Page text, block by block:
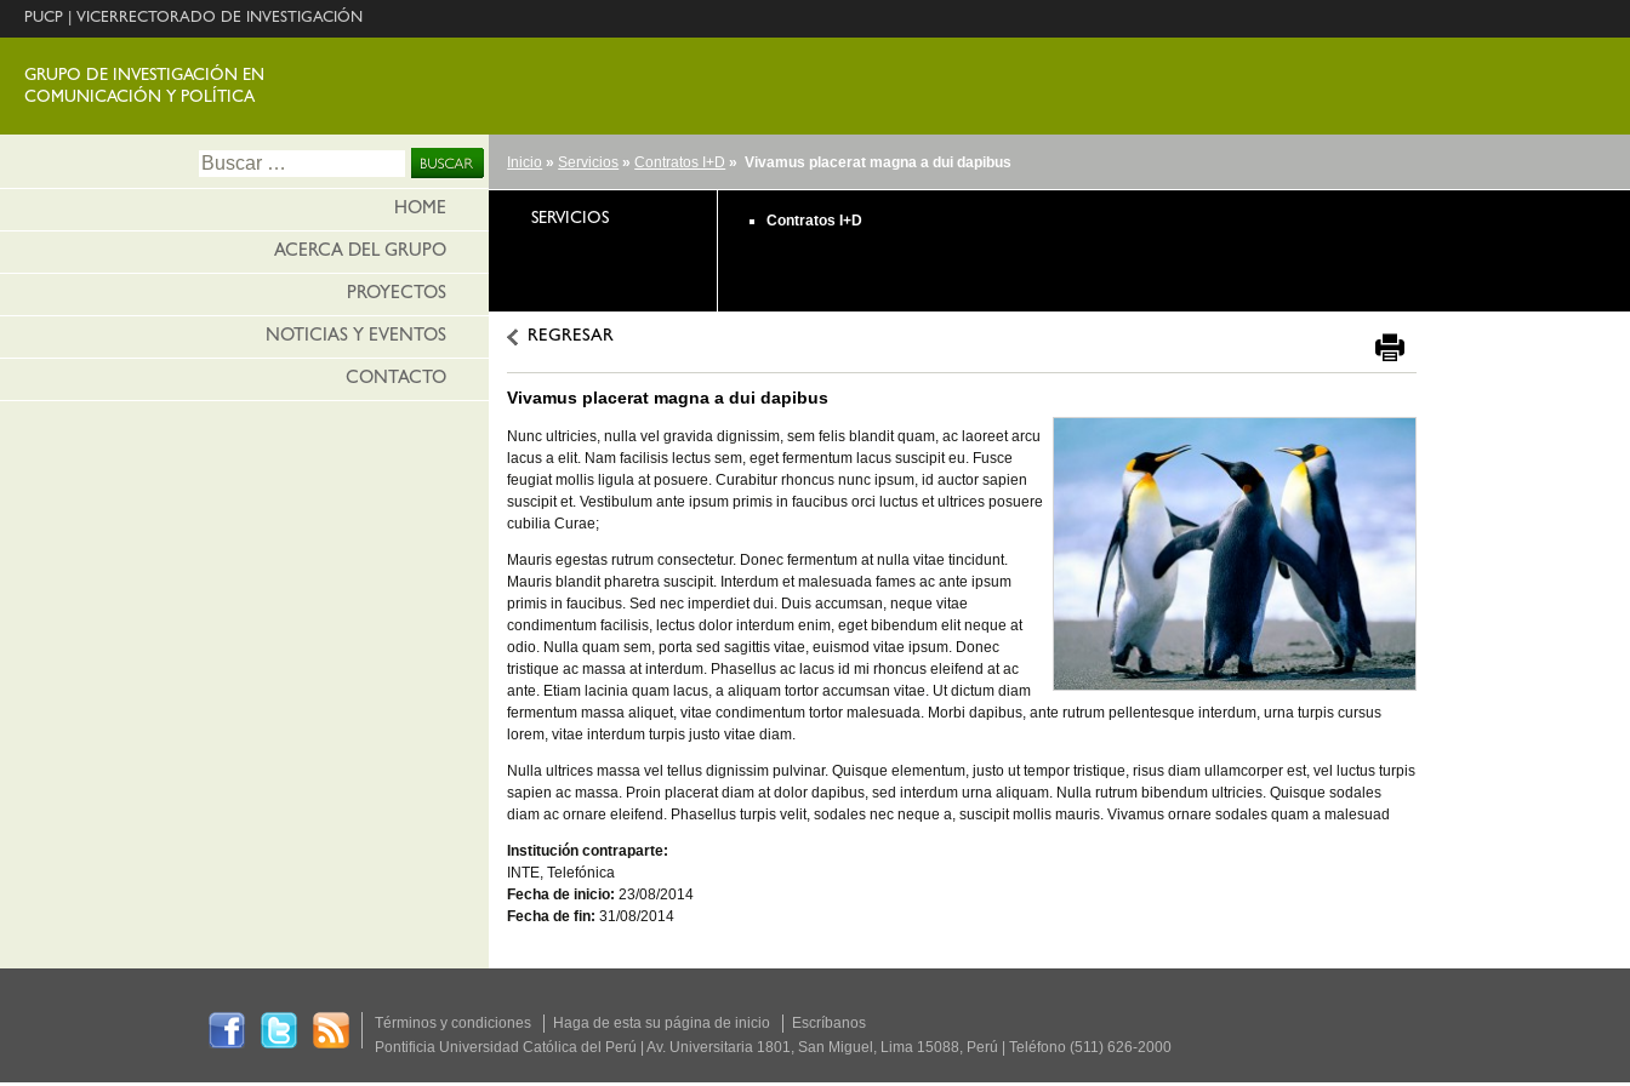
PUCP VICERRECTORADO DE INVESTIGACIÓN
GRUPO DE INVESTIGACIÓN EN
COMUNICACIÓN Y POLÍTICA
Buscar:
HOME
ACERCA DEL GRUPO
PROYECTOS
NOTICIAS Y EVENTOS
CONTACTO
Inicio » Servicios »Contratos I+D » Vivamus placerat magna a dui dapibus
SERVICIOS Contratos I+D
REGRESAR
Vivamus placerat magna a dui dapibus
Nunc ultricies, nulla vel gravida dignissim, sem felis blandit quam, ac laoreet arcu
lacus a elit. Nam facilisis lectus sem, eget fermentum lacus suscipit eu. Fusce
feugiat mollis ligula at posuere. Curabitur rhoncus nunc ipsum, id auctor sapien
suscipit et. Vestibulum ante ipsum primis in faucibus orci luctus et ultrices posuere
cubilia Curae;
Mauris egestas rutrum consectetur. Donec fermentum at nulla vitae tincidunt.
Mauris blandit pharetra suscipit. Interdum et malesuada fames ac ante ipsum
primis in faucibus. Sed nec imperdiet dui. Duis accumsan, neque vitae
condimentum facilisis, lectus dolor interdum enim, eget bibendum elit neque at
odio. Nulla quam sem, porta sed sagittis vitae, euismod vitae ipsum. Donec
tristique ac massa at interdum. Phasellus ac lacus id mi rhoncus eleifend at ac
ante. Etiam lacinia quam lacus, a aliquam tortor accumsan vitae. Ut dictum diam
fermentum massa aliquet, vitae condimentum tortor malesuada. Morbi dapibus, ante rutrum pellentesque interdum, urna turpis cursus
lorem, vitae interdum turpis justo vitae diam.
Nulla ultrices massa vel tellus dignissim pulvinar. Quisque elementum, justo ut tempor tristique, risus diam ullamcorper est, vel luctus turpis
sapien ac massa. Proin placerat diam at dolor dapibus, sed interdum urna aliquam. Nulla rutrum bibendum ultricies. Quisque sodales
diam ac ornare eleifend. Phasellus turpis velit, sodales nec neque a, suscipit mollis mauris. Vivamus ornare sodales quam a malesuad
Institución contraparte:
INTE, Telefónica
Fecha de inicio: 23/08/2014
Fecha de fin: 31/08/2014
Términos y condiciones Haga de esta su página de inicio
Escríbanos
Pontificia Universidad Católica del Perú | Av. Universitaria 1801, San Miguel, Lima 15088, Perú | Teléfono (511) 626-2000